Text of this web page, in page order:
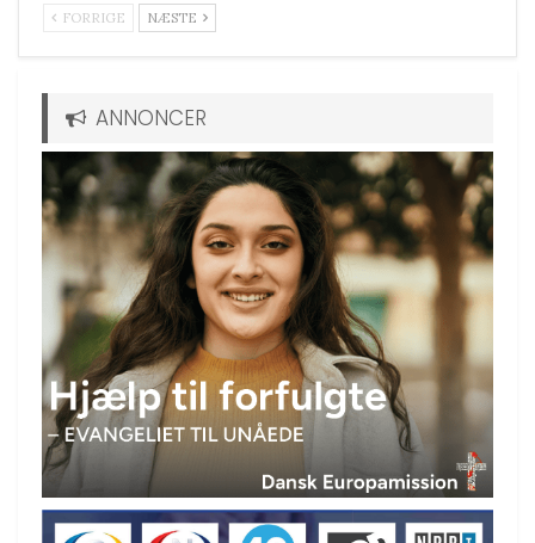
FORRIGE NÆSTE
ANNONCER